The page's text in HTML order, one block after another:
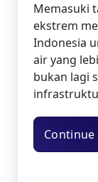
Memasuki
ekstrem
Indonesia
air yang
bukan lagi
Continue